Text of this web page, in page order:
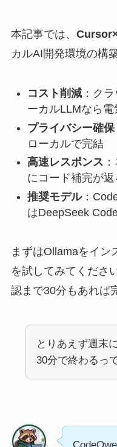
本記事では、
カルAI開発環境の構
コスト削減：クラ
ーカルLLMなら
プライバシー確保
ローカルで完結
高速レスポンス
にコード補完が返
推奨モデル：
はDeepSeek
まずはOllamaをイン
を試してみてくださ
認まで30分もあれば
とりあえず週末
30分で終わるっ